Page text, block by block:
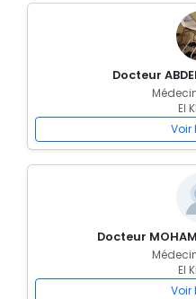
Docteur
El
Voir
Docteur
El
Voir